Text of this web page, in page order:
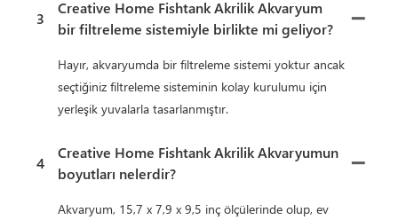
3
Creative Home Fishtank Akrilik Akvaryum
bir filtreleme sistemiyle birlikte mi geliyor?
Hayır, akvaryumda bir filtreleme sistemi yoktur ancak
seçtiğiniz filtreleme sisteminin kolay kurulumu için
yerleşik yuvalarla tasarlanmıştır.
4
Creative Home Fishtank Akrilik Akvaryumun
boyutları nelerdir?
Akvaryum, 15,7 x 7,9 x 9,5 inç ölçülerinde olup, ev